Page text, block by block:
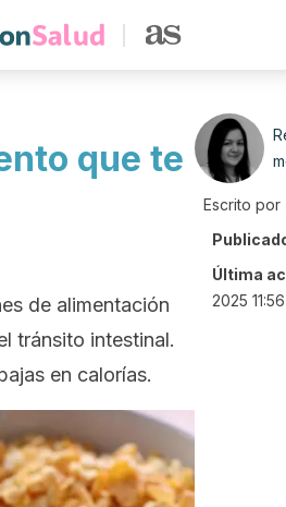
que te
de alimentación
tránsito intestinal.
en calorías.
Escrito por
Última
2025 11:56